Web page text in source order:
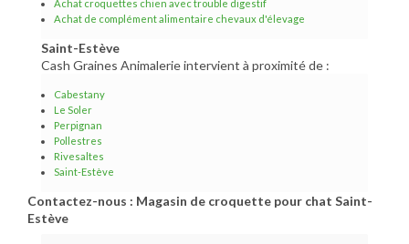
Achat croquettes chien avec trouble digestif
Achat de complément alimentaire chevaux d'élevage
Saint-Estève
Cash Graines Animalerie intervient à proximité de :
Cabestany
Le Soler
Perpignan
Pollestres
Rivesaltes
Saint-Estève
Contactez-nous : Magasin de croquette pour chat Saint-
Estève